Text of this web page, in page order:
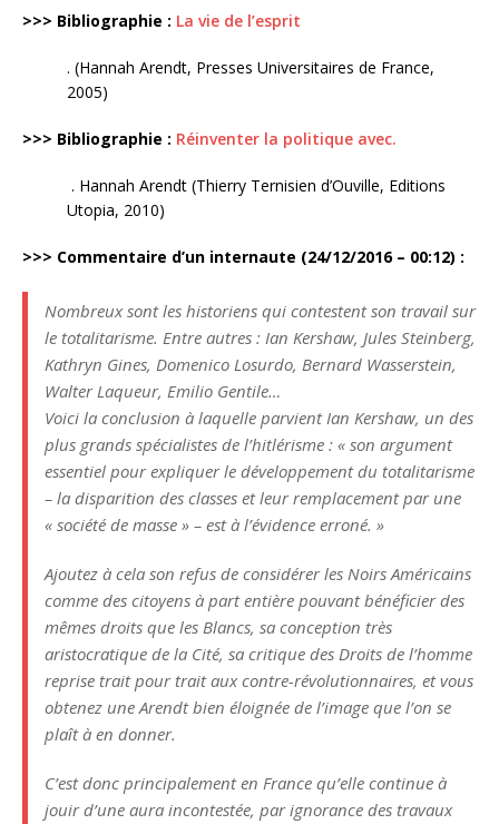
>>> Bibliographie : La vie de l’esprit
. (Hannah Arendt, Presses Universitaires de France,
2005)
>>> Bibliographie : Réinventer la politique avec.
. Hannah Arendt (Thierry Ternisien d’Ouville, Editions
Utopia, 2010)
>>> Commentaire d’un internaute (24/12/2016 – 00:12) :
Nombreux sont les historiens qui contestent son travail sur
le totalitarisme. Entre autres : Ian Kershaw, Jules Steinberg,
Kathryn Gines, Domenico Losurdo, Bernard Wasserstein,
Walter Laqueur, Emilio Gentile…
Voici la conclusion à laquelle parvient Ian Kershaw, un des
plus grands spécialistes de l’hitlérisme : « son argument
essentiel pour expliquer le développement du totalitarisme
– la disparition des classes et leur remplacement par une
« société de masse » – est à l’évidence erroné. »
Ajoutez à cela son refus de considérer les Noirs Américains
comme des citoyens à part entière pouvant bénéficier des
mêmes droits que les Blancs, sa conception très
aristocratique de la Cité, sa critique des Droits de l’homme
reprise trait pour trait aux contre-révolutionnaires, et vous
obtenez une Arendt bien éloignée de l’image que l’on se
plaît à en donner.
C’est donc principalement en France qu’elle continue à
jouir d’une aura incontestée, par ignorance des travaux